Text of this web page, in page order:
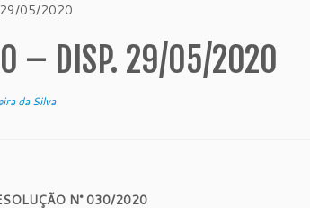
29/05/2020
– DISP. 29/05/2020
da Silva
N° 030/2020